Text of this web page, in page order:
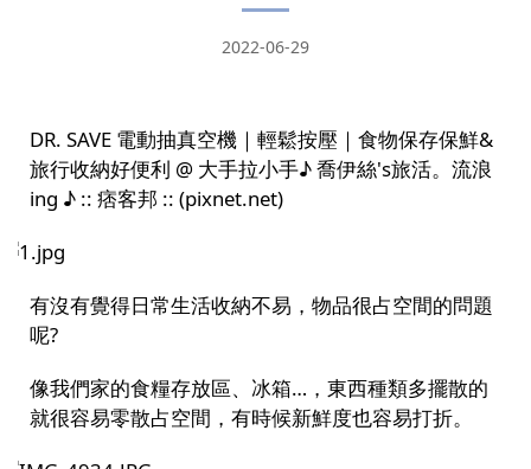
2022-06-29
DR. SAVE 電動抽真空機｜輕鬆按壓｜食物保存保鮮&
旅行收納好便利 @ 大手拉小手♪ 喬伊絲's旅活。流浪
ing ♪ :: 痞客邦 :: (pixnet.net)
有沒有覺得日常生活收納不易，物品很占空間的問題
呢?
像我們家的食糧存放區、冰箱…，東西種類多擺散的
就很容易零散占空間，有時候新鮮度也容易打折。